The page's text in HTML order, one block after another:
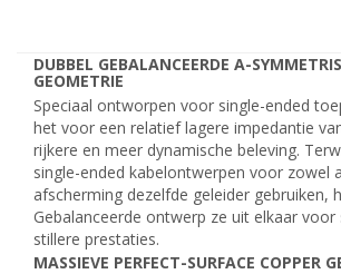
DUBBEL GEBALANCEERDE A-
GEOMETRIE
Speciaal ontworpen voor single-ended
het voor een relatief lagere impedantie
rijkere en meer dynamische beleving.
single-ended kabelontwerpen voor zowel
afscherming dezelfde geleider gebruiken,
Gebalanceerde ontwerp ze uit elkaar voor
stillere prestaties.
MASSIEVE PERFECT-SURFACE COPPER